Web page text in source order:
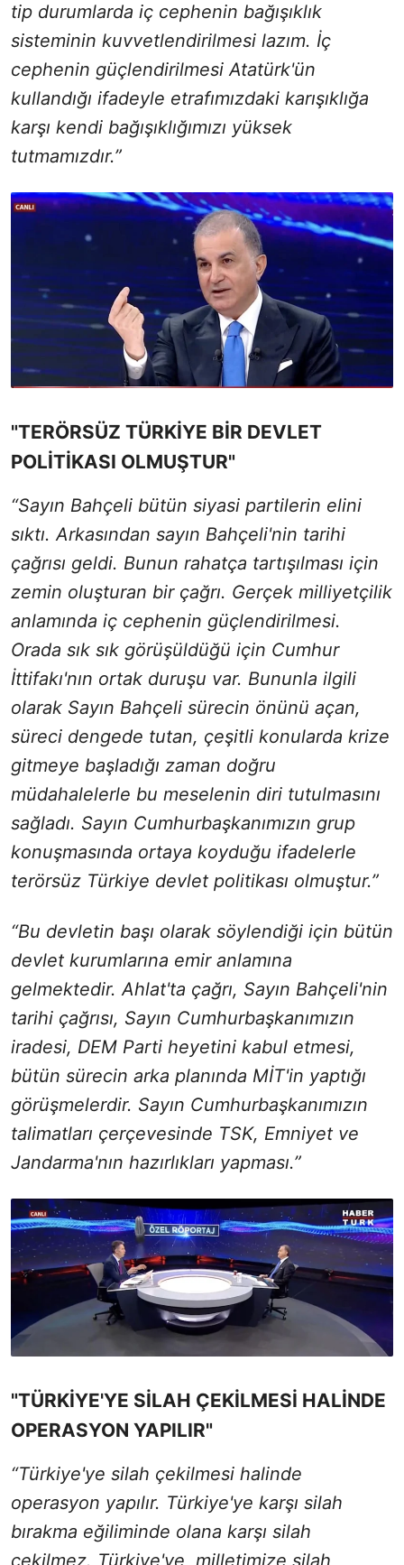
tip durumlarda iç cephenin bağışıklık
sisteminin kuvvetlendirilmesi lazım. İç
cephenin güçlendirilmesi Atatürk'ün
kullandığı ifadeyle etrafımızdaki karışıklığa
karşı kendi bağışıklığımızı yüksek
tutmamızdır.”
"TERÖRSÜZ TÜRKİYE BİR DEVLET
POLİTİKASI OLMUŞTUR"
“Sayın Bahçeli bütün siyasi partilerin elini
sıktı. Arkasından sayın Bahçeli'nin tarihi
çağrısı geldi. Bunun rahatça tartışılması için
zemin oluşturan bir çağrı. Gerçek milliyetçilik
anlamında iç cephenin güçlendirilmesi.
Orada sık sık görüşüldüğü için Cumhur
İttifakı'nın ortak duruşu var. Bununla ilgili
olarak Sayın Bahçeli sürecin önünü açan,
süreci dengede tutan, çeşitli konularda krize
gitmeye başladığı zaman doğru
müdahalelerle bu meselenin diri tutulmasını
sağladı. Sayın Cumhurbaşkanımızın grup
konuşmasında ortaya koyduğu ifadelerle
terörsüz Türkiye devlet politikası olmuştur.”
“Bu devletin başı olarak söylendiği için bütün
devlet kurumlarına emir anlamına
gelmektedir. Ahlat'ta çağrı, Sayın Bahçeli'nin
tarihi çağrısı, Sayın Cumhurbaşkanımızın
iradesi, DEM Parti heyetini kabul etmesi,
bütün sürecin arka planında MİT'in yaptığı
görüşmelerdir. Sayın Cumhurbaşkanımızın
talimatları çerçevesinde TSK, Emniyet ve
Jandarma'nın hazırlıkları yapması.”
"TÜRKİYE'YE SİLAH ÇEKİLMESİ HALİNDE
OPERASYON YAPILIR"
“Türkiye'ye silah çekilmesi halinde
operasyon yapılır. Türkiye'ye karşı silah
bırakma eğiliminde olana karşı silah
çekilmez. Türkiye'ye, milletimize silah